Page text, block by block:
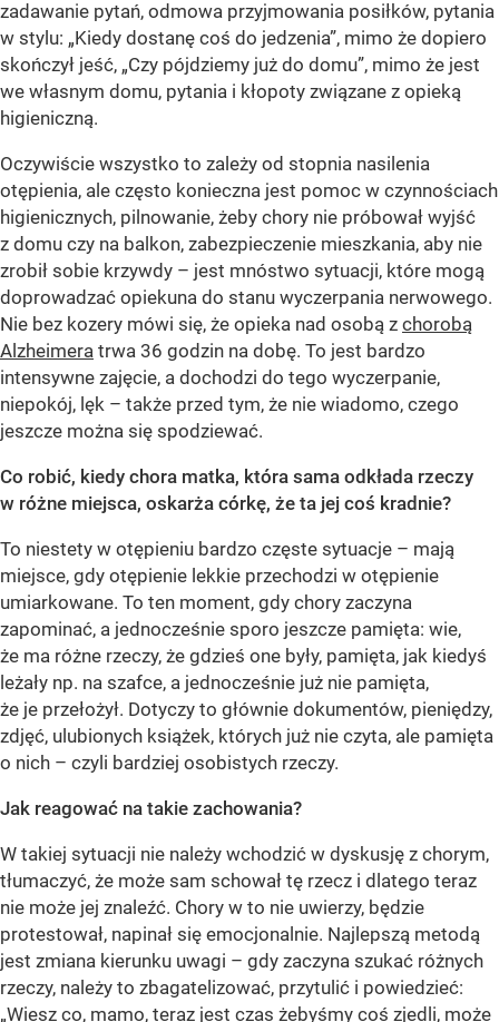
zadawanie pytań, odmowa przyjmowania posiłków, pytania
w stylu: „Kiedy dostanę coś do jedzenia”, mimo że dopiero
skończył jeść, „Czy pójdziemy już do domu”, mimo że jest
we własnym domu, pytania i kłopoty związane z opieką
higieniczną.
Oczywiście wszystko to zależy od stopnia nasilenia
otępienia, ale często konieczna jest pomoc w czynnościach
higienicznych, pilnowanie, żeby chory nie próbował wyjść
z domu czy na balkon, zabezpieczenie mieszkania, aby nie
zrobił sobie krzywdy – jest mnóstwo sytuacji, które mogą
doprowadzać opiekuna do stanu wyczerpania nerwowego.
Nie bez kozery mówi się, że opieka nad osobą z chorobą
Alzheimera trwa 36 godzin na dobę. To jest bardzo
intensywne zajęcie, a dochodzi do tego wyczerpanie,
niepokój, lęk – także przed tym, że nie wiadomo, czego
jeszcze można się spodziewać.
Co robić, kiedy chora matka, która sama odkłada rzeczy
w różne miejsca, oskarża córkę, że ta jej coś kradnie?
To niestety w otępieniu bardzo częste sytuacje – mają
miejsce, gdy otępienie lekkie przechodzi w otępienie
umiarkowane. To ten moment, gdy chory zaczyna
zapominać, a jednocześnie sporo jeszcze pamięta: wie,
że ma różne rzeczy, że gdzieś one były, pamięta, jak kiedyś
leżały np. na szafce, a jednocześnie już nie pamięta,
że je przełożył. Dotyczy to głównie dokumentów, pieniędzy,
zdjęć, ulubionych książek, których już nie czyta, ale pamięta
o nich – czyli bardziej osobistych rzeczy.
Jak reagować na takie zachowania?
W takiej sytuacji nie należy wchodzić w dyskusję z chorym,
tłumaczyć, że może sam schował tę rzecz i dlatego teraz
nie może jej znaleźć. Chory w to nie uwierzy, będzie
protestował, napinał się emocjonalnie. Najlepszą metodą
jest zmiana kierunku uwagi – gdy zaczyna szukać różnych
rzeczy, należy to zbagatelizować, przytulić i powiedzieć:
„Wiesz co, mamo, teraz jest czas żebyśmy coś zjedli, może